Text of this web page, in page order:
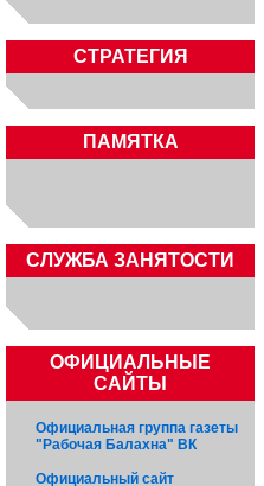
СТРАТЕГИЯ
ПАМЯТКА
CЛУЖБА ЗАНЯТОСТИ
ОФИЦИАЛЬНЫЕ
САЙТЫ
Официальная группа газеты
"Рабочая Балахна" ВК
Официальный сайт